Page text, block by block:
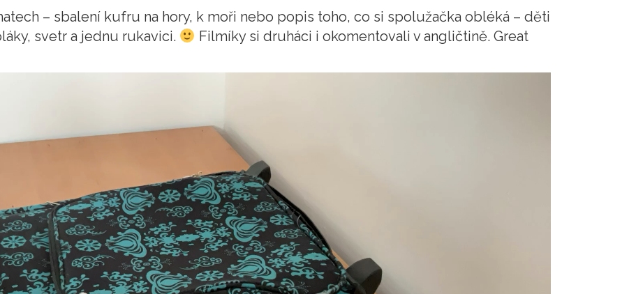
– sbalení kufru na hory, k moři nebo popis toho, co si spolužačka obléká – děti
svetr a jednu rukavici.
Filmíky si druháci i okomentovali v angličtině. Great